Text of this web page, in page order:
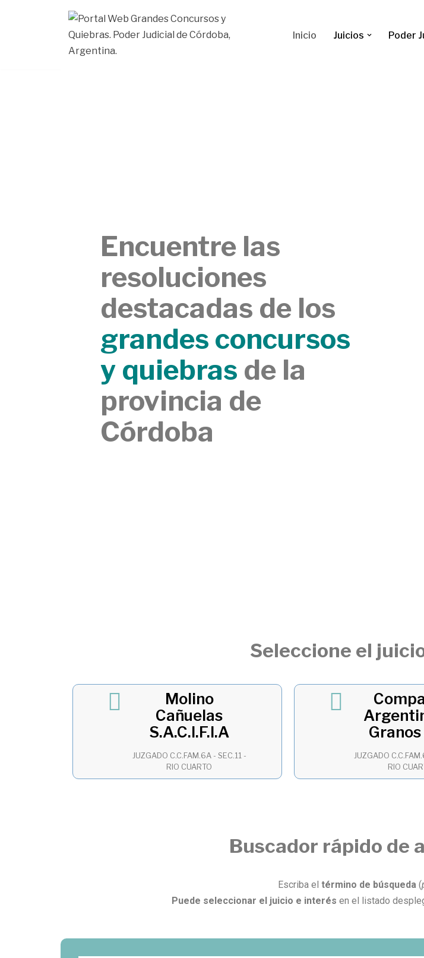
Inicio Juicios Poder
Encuentre las
resoluciones
destacadas de los
grandes concursos
y quiebras de la
provincia de
Córdoba
Seleccione el
Molino
Cañuelas
S.A.C.I.F.I.A
JUZGADO C.C.FAM.6A - SEC.11 -
RIO CUARTO
Granos
JUZGADO
RIO
Buscador rápido de
Escriba el término de búsqueda (
Puede seleccionar el juicio e interés en el listado